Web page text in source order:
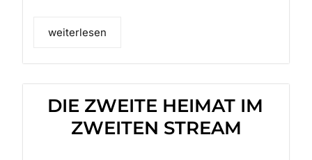
weiterlesen
DIE ZWEITE HEIMAT IM
ZWEITEN STREAM